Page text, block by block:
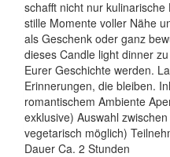
schafft nicht nur
stille Momente voller Nähe
als Geschenk oder ganz
dieses Candle light dinner
Eurer Geschichte werden.
Erinnerungen, die bleiben.
romantischem Ambiente
exklusive) Auswahl
vegetarisch möglich)
Dauer Ca. 2 Stunden